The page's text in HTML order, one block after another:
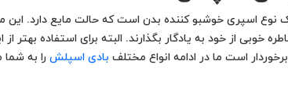
نوع اسپری خوشبو کننده بدن است که حالت مایع دارد.
خوبی از خود به یادگار بگذارند. البته برای استفاده
است ما در ادامه انواع مختلف بادی اسپلشرا به شما